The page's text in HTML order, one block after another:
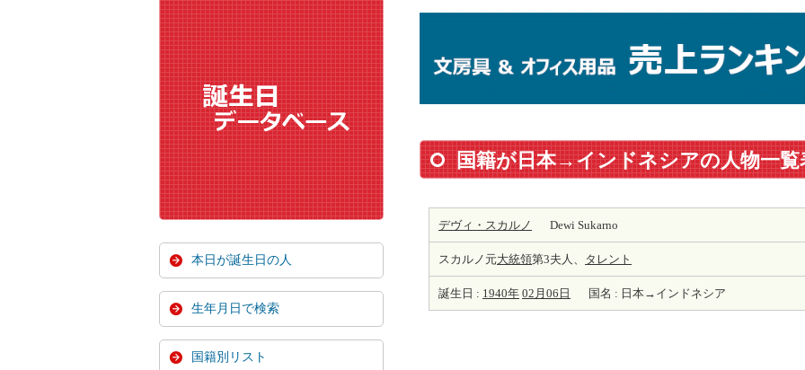
国籍が日本→インドネシアの人物一覧
デヴィ・スカルノ Dewi Sukarno
スカルノ元大統領第3夫人、 タレント
誕生日 : 1940年 02月06日 国名 : 日本→インドネシア
本日が誕生日の人
生年月日で検索
国籍別リスト